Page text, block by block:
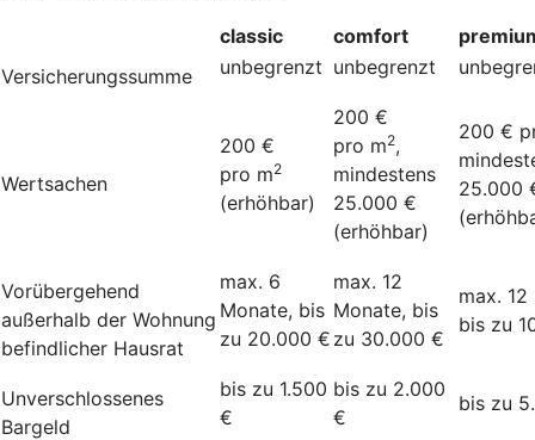
classic comfort
Versicherungssumme
unbegrenzt unbegrenzt
Wertsachen
200 €
pro m2
(erhöhbar)
200 €
pro m2,
mindestens
25.000 €
(erhöhbar)
200 €
25.000
Vorübergehend
außerhalb der Wohnung
befindlicher Hausrat
max. 6
Monate, bis
zu 20.000 €
max. 12
Monate, bis
zu 30.000 €
max.
bis zu
Unverschlossenes
Bargeld
bis zu 1.500
€
bis zu 2.000
€
bis zu